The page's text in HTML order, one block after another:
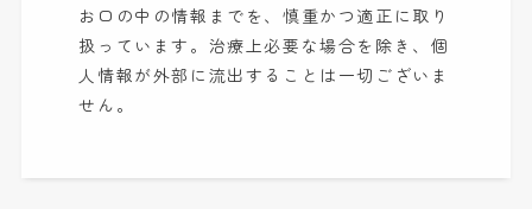
お口の中の情報までを、慎重かつ適正に取り
扱っています。治療上必要な場合を除き、個
人情報が外部に流出することは一切ございま
せん。